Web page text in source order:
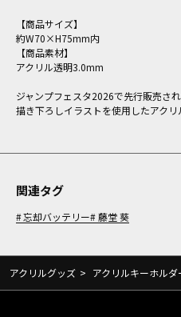
【商品サイズ】
約W70×H75mm内
【商品素材】
アクリル透明3.0mm
ジャンプフェスタ2026で先行販売され
描き下ろしイラストを使用したアクリ
関連タグ
忘却バッテリー 藤堂 葵
アクリルグッズ > アクリルキーホルダ